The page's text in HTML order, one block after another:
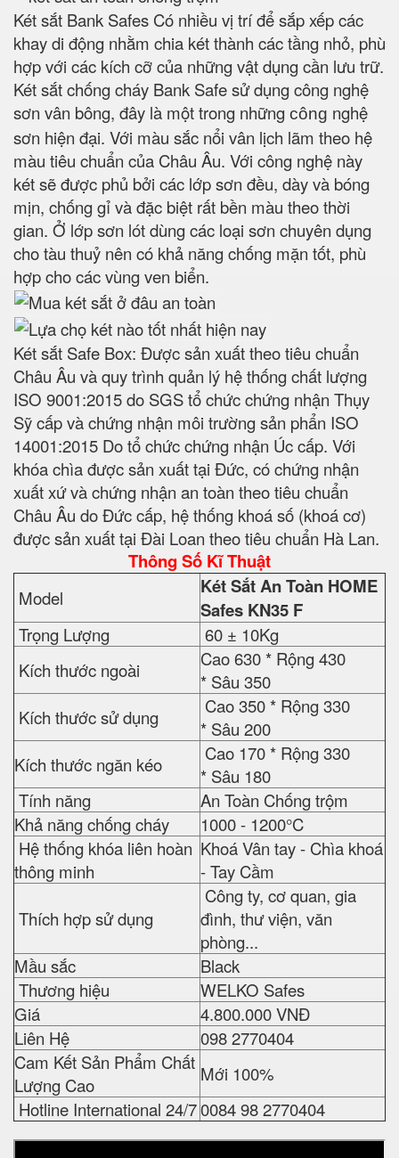
Két sắt Bank Safes Có nhiều vị trí để sắp xếp các
khay di động nhằm chia két thành các tầng nhỏ, phù
hợp với các kích cỡ của những vật dụng cần lưu trữ.
Két sắt chống cháy Bank Safe sử dụng công nghệ
sơn vân bông, đây là một trong những công nghệ
sơn hiện đại. Với màu sắc nổi vân lịch lãm theo hệ
màu tiêu chuẩn của Châu Âu. Với công nghệ này
két sẽ được phủ bởi các lớp sơn đều, dày và bóng
mịn, chống gỉ và đặc biệt rất bền màu theo thời
gian. Ở lớp sơn lót dùng các loại sơn chuyên dụng
cho tàu thuỷ nên có khả năng chống mặn tốt, phù
hợp cho các vùng ven biển.
Két sắt Safe Box: Được sản xuất theo tiêu chuẩn
Châu Âu và quy trình quản lý hệ thống chất lượng
ISO 9001:2015 do SGS tổ chức chứng nhận Thụy
Sỹ cấp và chứng nhận môi trường sản phẩn ISO
14001:2015 Do tổ chức chứng nhận Úc cấp. Với
khóa chìa được sản xuất tại Đức, có chứng nhận
xuất xứ và chứng nhận an toàn theo tiêu chuẩn
Châu Âu do Đức cấp, hệ thống khoá số (khoá cơ)
được sản xuất tại Đài Loan theo tiêu chuẩn Hà Lan.
Thông Số Kĩ Thuật
Model
Két Sắt An Toàn HOME
Safes KN35 F
Trọng Lượng
60 ± 10Kg
Kích thước ngoài
Cao 630 * Rộng 430
* Sâu 350
Kích thước sử dụng
Cao 350 * Rộng 330
* Sâu 200
Kích thước ngăn kéo
Cao 170 * Rộng 330
* Sâu 180
Tính năng
An Toàn Chống trộm
Khả năng chống cháy
1000 - 1200°C
Hệ thống khóa liên hoàn
thông minh
Khoá Vân tay - Chìa khoá
- Tay Cầm
Thích hợp sử dụng
Công ty, cơ quan, gia
đình, thư viện, văn
phòng...
Mầu sắc
Black
Thương hiệu
WELKO Safes
Giá
4.800.000 VNĐ
Liên Hệ
098 2770404
Cam Kết Sản Phẩm Chất
Lượng Cao
Mới 100%
Hotline International 24/70084 98 2770404